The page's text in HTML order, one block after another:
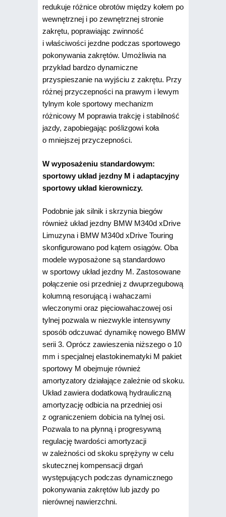
redukuje różnice obrotów między kołem po
wewnętrznej i po zewnętrznej stronie
zakrętu, poprawiając zwinność
i właściwości jezdne podczas sportowego
pokonywania zakrętów. Umożliwia na
przykład bardzo dynamiczne
przyspieszanie na wyjściu z zakrętu. Przy
różnej przyczepności na prawym i lewym
tylnym kole sportowy mechanizm
różnicowy M poprawia trakcję i stabilność
jazdy, zapobiegając poślizgowi koła
o mniejszej przyczepności.
W wyposażeniu standardowym:
sportowy układ jezdny M i adaptacyjny
sportowy układ kierowniczy.
Podobnie jak silnik i skrzynia biegów
również układ jezdny BMW M340d xDrive
Limuzyna i BMW M340d xDrive Touring
skonfigurowano pod kątem osiągów. Oba
modele wyposażone są standardowo
w sportowy układ jezdny M. Zastosowane
połączenie osi przedniej z dwuprzegubową
kolumną resorującą i wahaczami
wleczonymi oraz pięciowahaczowej osi
tylnej pozwala w niezwykle intensywny
sposób odczuwać dynamikę nowego BMW
serii 3. Oprócz zawieszenia niższego o 10
mm i specjalnej elastokinematyki M pakiet
sportowy M obejmuje również
amortyzatory działające zależnie od skoku.
Układ zawiera dodatkową hydrauliczną
amortyzację odbicia na przedniej osi
z ograniczeniem dobicia na tylnej osi.
Pozwala to na płynną i progresywną
regulację twardości amortyzacji
w zależności od skoku sprężyny w celu
skutecznej kompensacji drgań
występujących podczas dynamicznego
pokonywania zakrętów lub jazdy po
nierównej nawierzchni.